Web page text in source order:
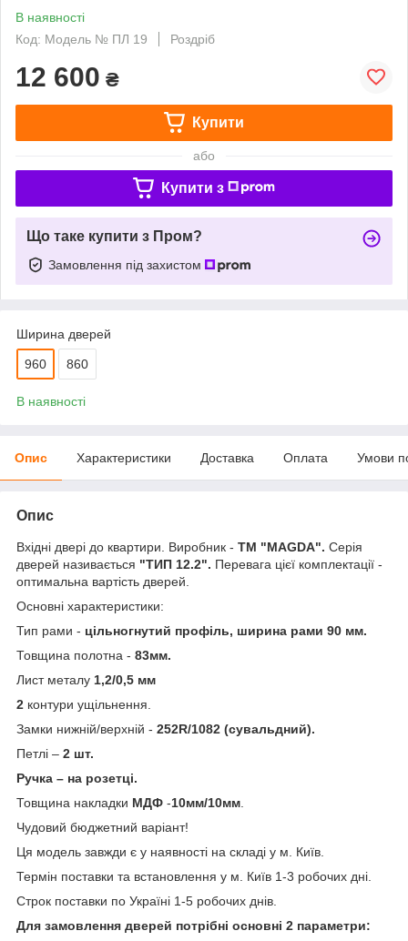
В наявності
Код: Модель № ПЛ 19
Роздріб
12 600 ₴
Купити
або
Купити з
Що таке купити з Пром?
Замовлення під захистом
Ширина дверей
960 860
В наявності
Опис Характеристики Доставка Оплата Умови
Опис
Вхідні двері до квартири. Виробник - ТМ "MAGDA". Серія
дверей називається "ТИП 12.2". Перевага цієї комплектації -
оптимальна вартість дверей.
Основні характеристики:
Тип рами - цільногнутий профіль, ширина рами 90 мм.
Товщина полотна - 83мм.
Лист металу 1,2/0,5 мм
2 контури ущільнення.
Замки нижній/верхній - 252R/1082 (сувальдний).
Петлі – 2 шт.
Ручка – на розетці.
Товщина накладки МДФ -10мм/10мм
Чудовий бюджетний варіант!
Ця модель завжди є у наявності на складі у м. Київ.
Термін поставки та встановлення у м. Київ 1-3 робочих дні.
Строк поставки по Україні 1-5 робочих днів.
Для замовлення дверей потрібні основні 2 параметри: